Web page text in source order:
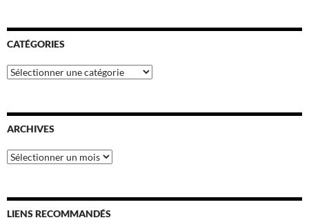
CATÉGORIES
Catégories
ARCHIVES
Archives
LIENS RECOMMANDÉS